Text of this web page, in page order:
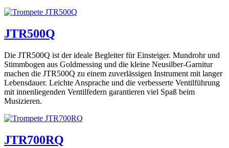
JTR500Q
Die JTR500Q ist der ideale Begleiter für Einsteiger. Mundrohr und
Stimmbogen aus Goldmessing und die kleine Neusilber-Garnitur
machen die JTR500Q zu einem zuverlässigen Instrument mit langer
Lebensdauer. Leichte Ansprache und die verbesserte Ventilführung
mit innenliegenden Ventilfedern garantieren viel Spaß beim
Musizieren.
JTR700RQ